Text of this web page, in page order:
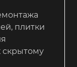
плитки
скрытому